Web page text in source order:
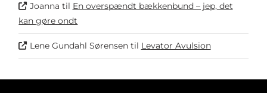
Joanna til En overspændt bækkenbund – jep, det
kan gøre ondt
Lene Gundahl Sørensentil Levator Avulsion